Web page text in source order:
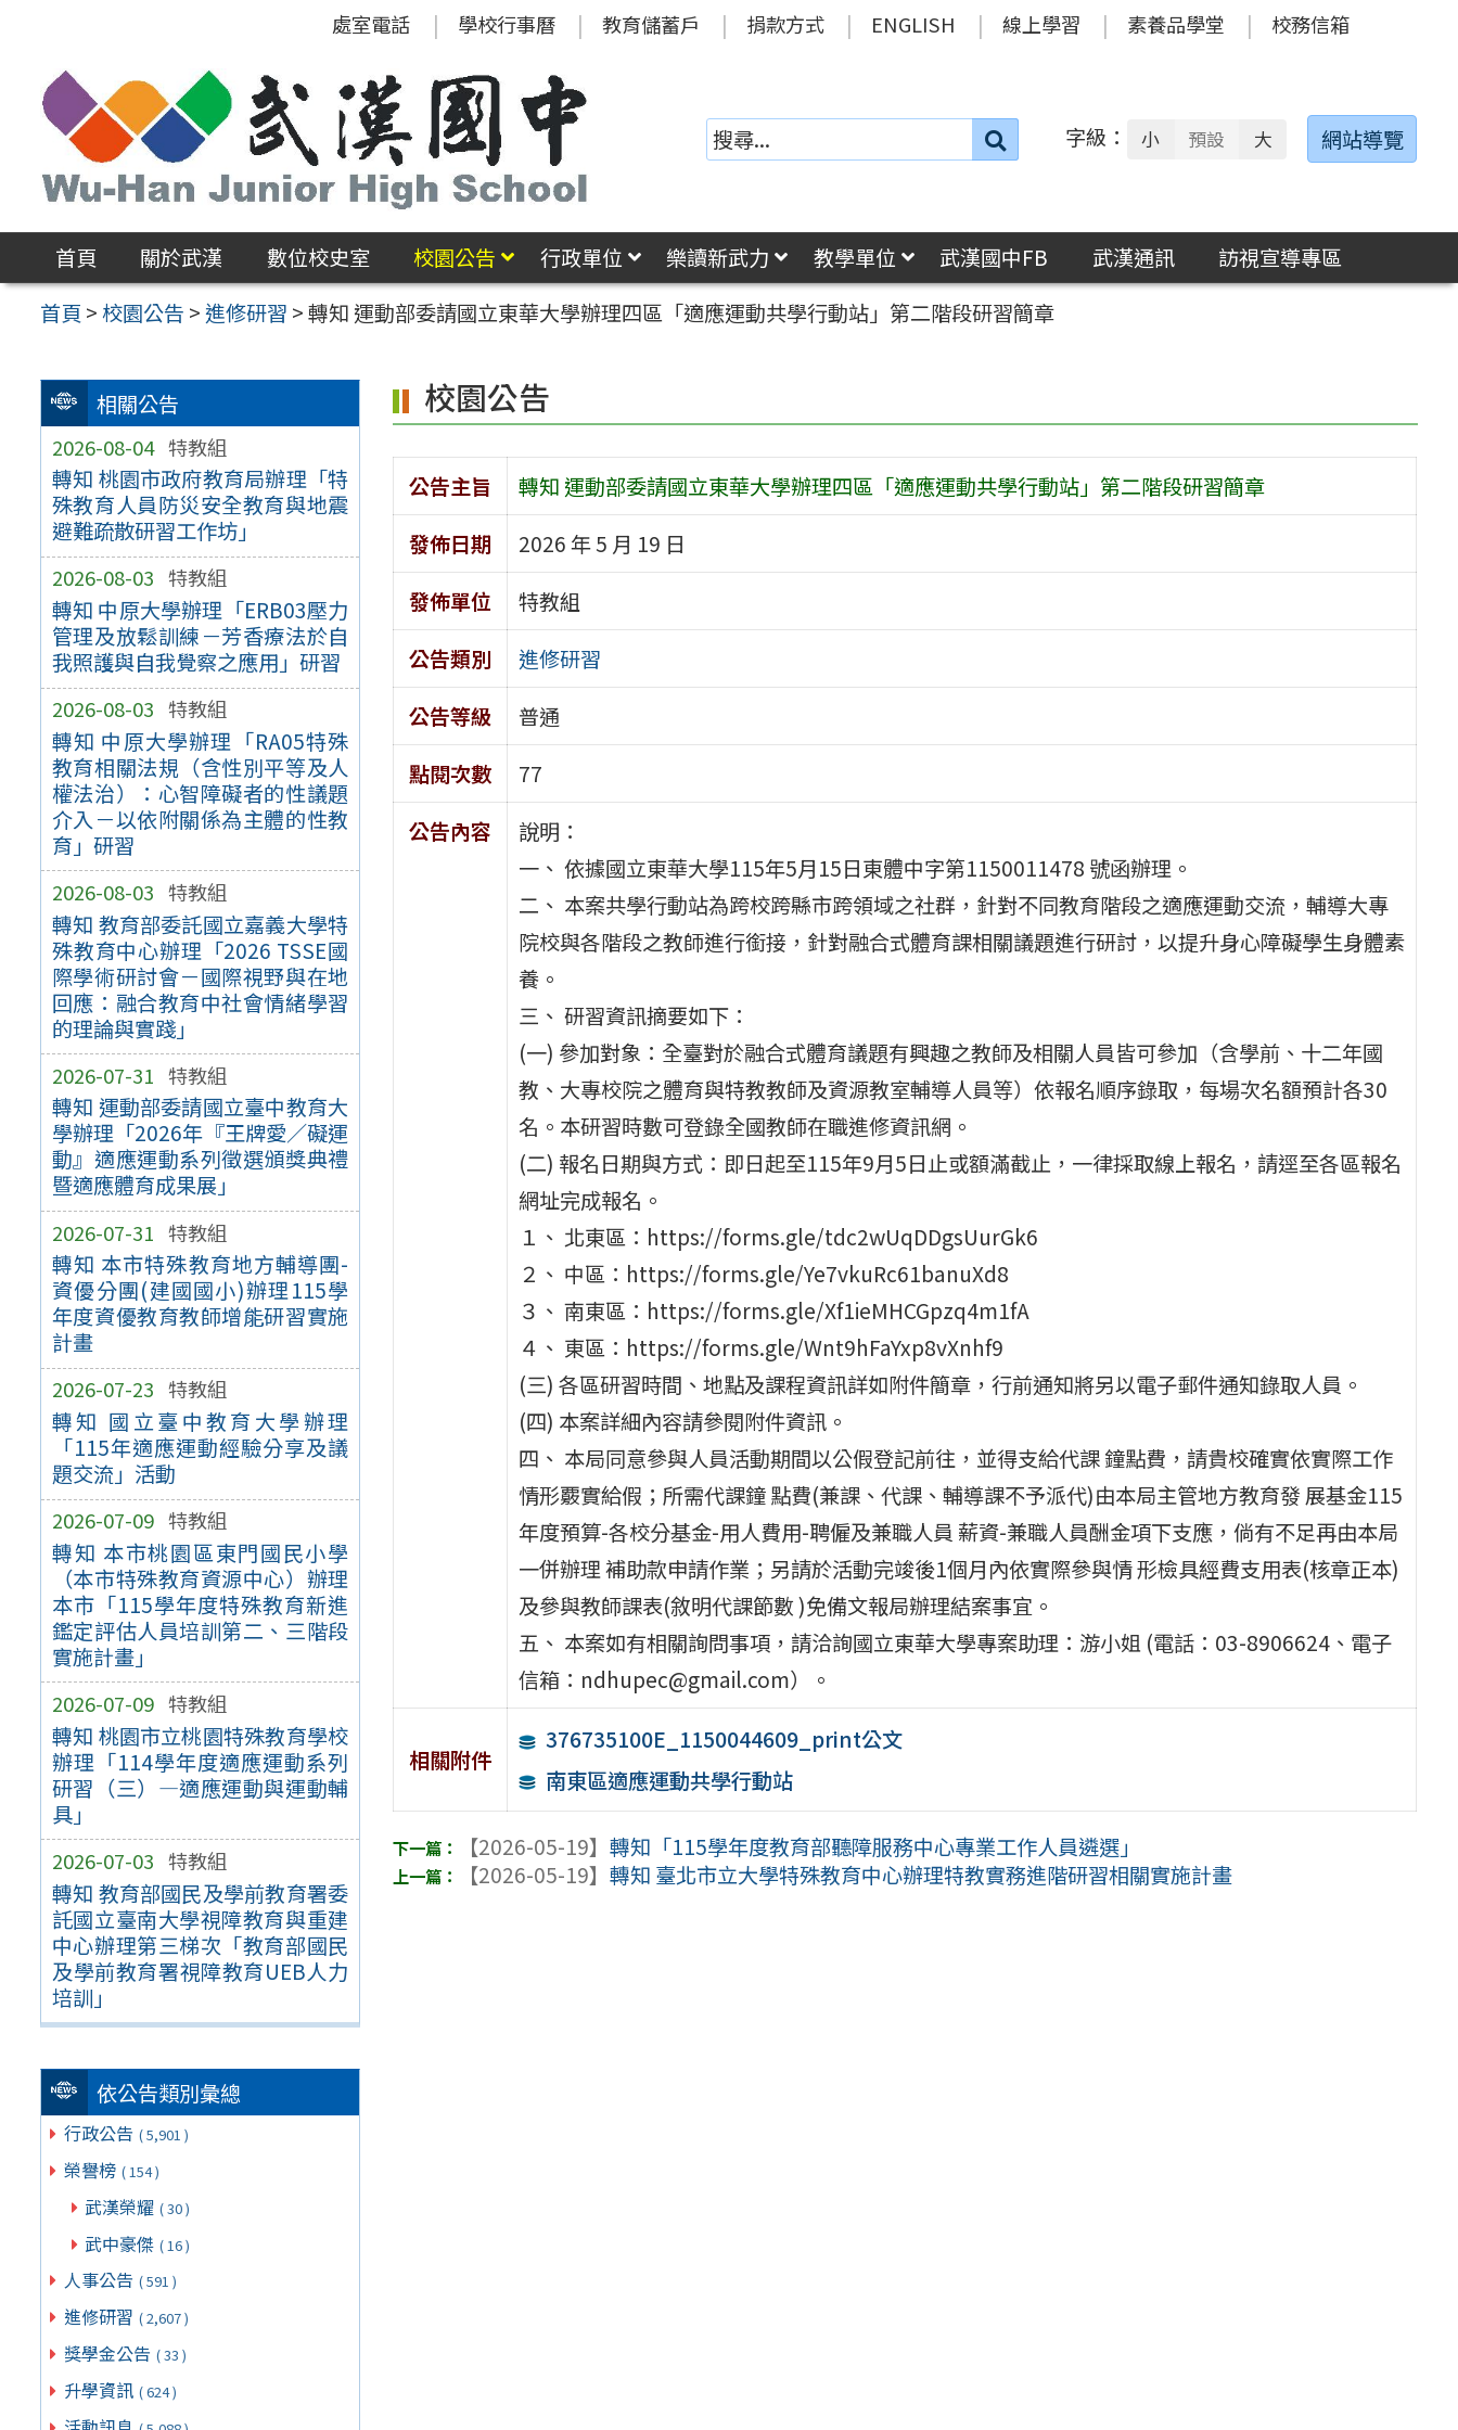
區
處室電話 學校行事曆 教育儲蓄戶 捐款方式 ENGLISH 線上學習 素養品學堂 校務信箱
搜
字級： 小 預設 大 網站導覽
首頁 關於武漢 數位校史室 校園公告 行政單位 樂讀新武力 教學單位 武漢國中FB 武漢通訊
訪視宣導專區
首頁 >校園公告 >進修研習 >轉知 運動部委請國立東華大學辦理四區「適應運動共學行動站」第二階段研習簡章
相關公告
2026-08-04 特教組
轉知 桃園市政府教育局辦理「特
殊教育人員防災安全教育與地震
避難疏散研習工作坊」
2026-08-03 特教組
轉知 中原大學辦理「ERB03壓力
管理及放鬆訓練－芳香療法於自
我照護與自我覺察之應用」研習
2026-08-03 特教組
轉知 中原大學辦理「RA05特殊
教育相關法規（含性別平等及人
權法治）：心智障礙者的性議題
介入－以依附關係為主體的性教
育」研習
2026-08-03 特教組
轉知 教育部委託國立嘉義大學特
殊教育中心辦理「2026 TSSE國
際學術研討會－國際視野與在地
回應：融合教育中社會情緒學習
的理論與實踐」
2026-07-31 特教組
轉知 運動部委請國立臺中教育大
學辦理「2026年『王牌愛／礙運
動』適應運動系列徵選頒獎典禮
暨適應體育成果展」
2026-07-31 特教組
轉知 本市特殊教育地方輔導團-
資優分團(建國國小)辦理115學
年度資優教育教師增能研習實施
計畫
2026-07-23 特教組
轉知 國立臺中教育大學辦理
「115年適應運動經驗分享及議
題交流」活動
2026-07-09 特教組
轉知 本市桃園區東門國民小學
（本市特殊教育資源中心）辦理
本市「115學年度特殊教育新進
鑑定評估人員培訓第二、三階段
實施計畫」
2026-07-09 特教組
轉知 桃園市立桃園特殊教育學校
辦理「114學年度適應運動系列
研習（三）—適應運動與運動輔
具」
2026-07-03 特教組
轉知 教育部國民及學前教育署委
託國立臺南大學視障教育與重建
中心辦理第三梯次「教育部國民
及學前教育署視障教育UEB人力
培訓」
依公告類別彙總
行政公告 ( 5,901 )
榮譽榜 ( 154 )
武漢榮耀 ( 30 )
武中豪傑 ( 16 )
人事公告 ( 591 )
進修研習 ( 2,607 )
獎學金公告 ( 33 )
升學資訊 ( 624 )
校園公告
公告主旨
轉知 運動部委請國立東華大學辦理四區「適應運動共學行動站」第二階段研習簡章
發佈日期
2026 年 5 月 19 日
發佈單位
特教組
公告類別
進修研習
公告等級
普通
點閱次數
77
公告內容
說明：
一、 依據國立東華大學115年5月15日東體中字第1150011478 號函辦理。
二、 本案共學行動站為跨校跨縣市跨領域之社群，針對不同教育階段之適應運動交流，輔導大專
院校與各階段之教師進行銜接，針對融合式體育課相關議題進行研討，以提升身心障礙學生身體素
養。
三、 研習資訊摘要如下：
(一) 參加對象：全臺對於融合式體育議題有興趣之教師及相關人員皆可參加（含學前、十二年國
教、大專校院之體育與特教教師及資源教室輔導人員等）依報名順序錄取，每場次名額預計各30
名。本研習時數可登錄全國教師在職進修資訊網。
(二) 報名日期與方式：即日起至115年9月5日止或額滿截止，一律採取線上報名，請逕至各區報名
網址完成報名。
１、 北東區：https://forms.gle/tdc2wUqDDgsUurGk6
２、 中區：https://forms.gle/Ye7vkuRc61banuXd8
３、 南東區：https://forms.gle/Xf1ieMHCGpzq4m1fA
４、 東區：https://forms.gle/Wnt9hFaYxp8vXnhf9
(三) 各區研習時間、地點及課程資訊詳如附件簡章，行前通知將另以電子郵件通知錄取人員。
(四) 本案詳細內容請參閱附件資訊。
四、 本局同意參與人員活動期間以公假登記前往，並得支給代課 鐘點費，請貴校確實依實際工作
情形覈實給假；所需代課鐘 點費(兼課、代課、輔導課不予派代)由本局主管地方教育發 展基金115
年度預算-各校分基金-用人費用-聘僱及兼職人員 薪資-兼職人員酬金項下支應，倘有不足再由本局
一併辦理 補助款申請作業；另請於活動完竣後1個月內依實際參與情 形檢具經費支用表(核章正本)
及參與教師課表(敘明代課節數 )免備文報局辦理結案事宜。
五、 本案如有相關詢問事項，請洽詢國立東華大學專案助理：游小姐 (電話：03-8906624、電子
信箱：ndhupec@gmail.com）。
相關附件
376735100E_1150044609_print公文
南東區適應運動共學行動站
【2026-05-19】轉知「115學年度教育部聽障服務中心專業工作人員遴選」
【2026-05-19】轉知 臺北市立大學特殊教育中心辦理特教實務進階研習相關實施計畫